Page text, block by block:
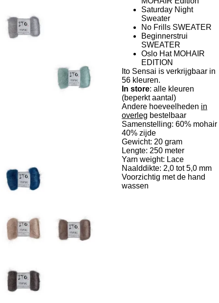
Saturday Night
Sweater
No Frills SWEATER
Beginnerstrui
SWEATER
Oslo Hat MOHAIR
EDITION
Ito Sensai is verkrijgbaar in
56 kleuren.
In store: alle kleuren
(beperkt aantal)
Andere hoeveelheden in
overleg bestelbaar
Samenstelling: 60% mohair
40% zijde
Gewicht: 20 gram
Lengte: 250 meter
Yarn weight: Lace
Naalddikte: 2,0 tot 5,0 mm
Voorzichtig met de hand
wassen